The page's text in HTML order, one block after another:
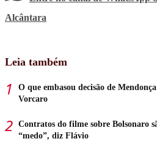
Alcântara
Leia também
O que embasou decisão de
Vorcaro
Contratos do filme sobre Bolsonaro
“medo”, diz Flávio